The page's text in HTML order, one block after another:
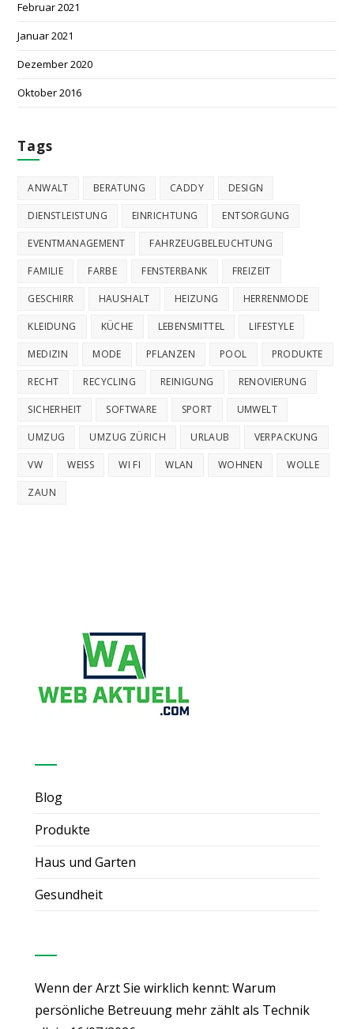
Februar 2021
Januar 2021
Dezember 2020
Oktober 2016
Tags
ANWALT BERATUNG CADDY DESIGN
DIENSTLEISTUNG EINRICHTUNG ENTSORGUNG
EVENTMANAGEMENT FAHRZEUGBELEUCHTUNG
FAMILIE FARBE FENSTERBANK FREIZEIT
GESCHIRR HAUSHALT HEIZUNG HERRENMODE
KLEIDUNG KÜCHE LEBENSMITTEL LIFESTYLE
MEDIZIN MODE PFLANZEN POOL PRODUKTE
RECHT RECYCLING REINIGUNG RENOVIERUNG
SICHERHEIT SOFTWARE SPORT UMWELT
UMZUG UMZUG ZÜRICH URLAUB VERPACKUNG
VW WEISS WI FI WLAN WOHNEN WOLLE
ZAUN
Blog
Produkte
Haus und Garten
Gesundheit
Wenn der Arzt Sie wirklich kennt: Warum
persönliche Betreuung mehr zählt als Technik